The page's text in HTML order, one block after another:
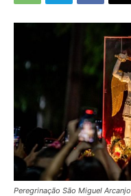
Peregrinação São Miguel Arcanjo